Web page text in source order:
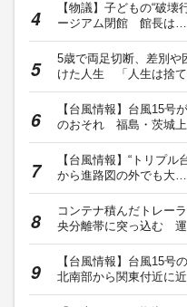
【物議】子どもの“破壊
ージアム閉館 館長は…
5歳で両足切断、差別や
けた人生 「人生は捨
【台風情報】台風15号
のおそれ 福島・茨城
【台風情報】“トリプ
から進路図の外でも大…
コンテナ積んだトレー
央分離帯に突っ込む
【台風情報】台風15
北南部から関東付近に